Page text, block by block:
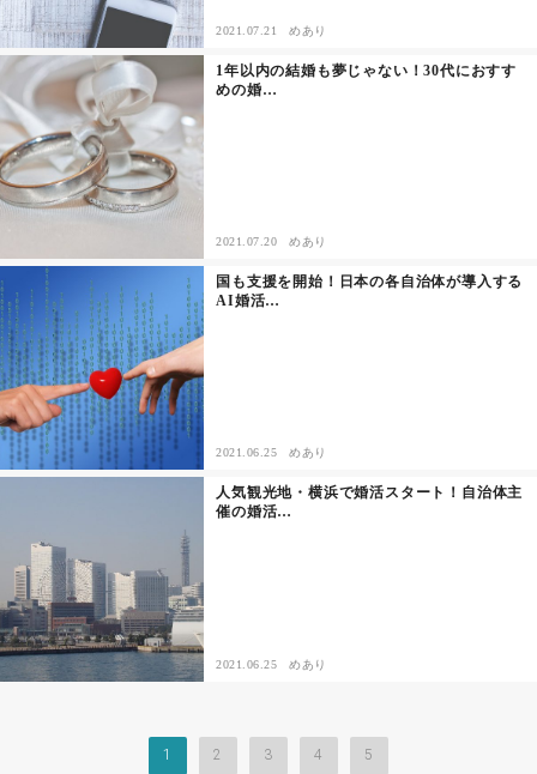
2021.07.21 めあり
1年以内の結婚も夢じゃない！30代におすす
めの婚…
2021.07.20 めあり
国も支援を開始！日本の各自治体が導入する
AI婚活…
2021.06.25 めあり
人気観光地・横浜で婚活スタート！自治体主
催の婚活…
2021.06.25 めあり
1 2 3 4 5